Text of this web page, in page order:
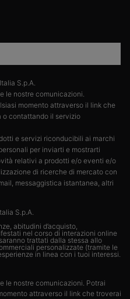
S.p.A.​
le nostre comunicazioni.​
momento attraverso il link che
contattando il servizio
e servizi riconducibili ai marchi
per inviarti e mostrarti
relativi a prodotti e/o eventi e/o
di ricerche di mercato con
messaggistica istantanea, altri
S.p.A.
abitudini d’acquisto,
nel corso di interazioni online
trattati dalla stessa allo
personalizzate (tramite le
in linea con i tuoi interessi.​
le nostre comunicazioni. Potrai
attraverso il link che troverai